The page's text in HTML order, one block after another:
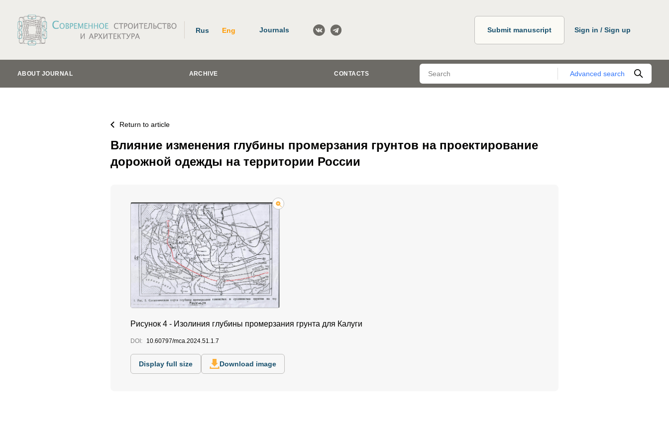
Rus Eng Journals Submit manuscript Sign in / Sign up
ABOUT JOURNAL ARCHIVE CONTACTS Advanced search
Return to article
Влияние изменения глубины промерзания грунтов на проектирование
дорожной одежды на территории России
Рисунок 4 - Изолиния глубины промерзания грунта для Калуги
DOI: 10.60797/mca.2024.51.1.7
Display full size Download image